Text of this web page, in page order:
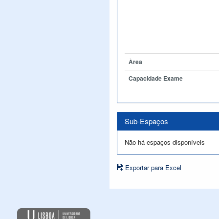
Àrea
Capacidade Exame
Sub-Espaços
Não há espaços disponíveis
Exportar para Excel